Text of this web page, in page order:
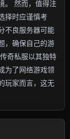
。 然而，值得注
择时应谨慎考
不良服务器可能
，确保自己的游
奇私服以其独特
为了网络游戏领
玩家而言，这无